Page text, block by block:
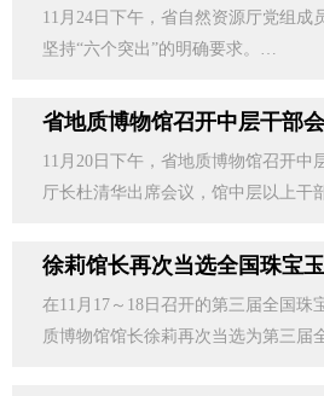
11月24日下午，省自然资源厅党组
坚持“六个突出”的明确要求。…
省地质博物馆召开中层干部
11月20日下午，省地质博物馆召开
厅长杜清华出席会议，馆中层以上干
徐莉馆长再次当选全国珠宝
在11月17～18日召开的第三届全国
质博物馆馆长徐莉再次当选为第三